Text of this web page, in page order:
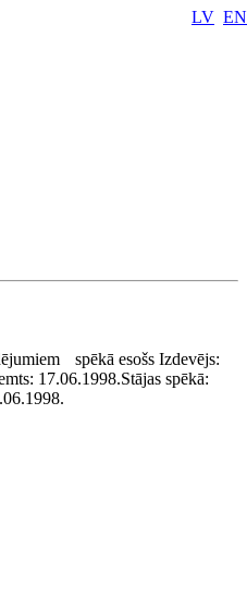
LV EN
spēkā esošs Izdevējs:
17.06.1998.Stājas spēkā: